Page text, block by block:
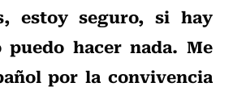
estoy seguro, si hay
hacer nada. Me
por la convivencia